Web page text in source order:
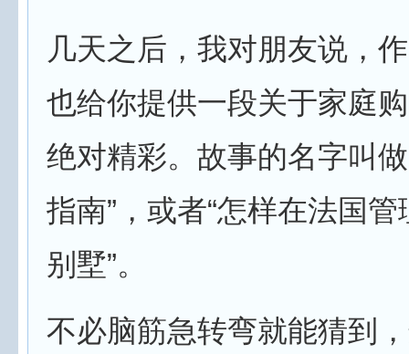
几天之后，我对朋友说，
也给你提供一段关于家庭
绝对精彩。故事的名字叫
指南”，或者“怎样在法国
别墅”。
不必脑筋急转弯就能猜到